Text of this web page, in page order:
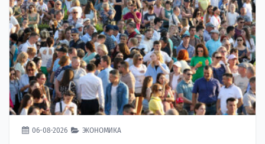
06-08-2026 ЭКОНОМИКА